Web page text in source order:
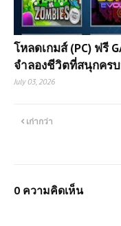
โหลดเกมส์ (PC) ฟรี
จำลองชีวิตที่สนุกครบ
July 03, 2026
เก่ากว่า
0 ความคิดเห็น